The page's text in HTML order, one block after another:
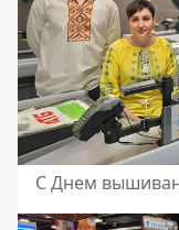
С Днем